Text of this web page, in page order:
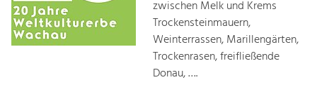
zwischen Melk und Krems
Trockensteinmauern,
Weinterrassen, Marillengärten,
Trockenrasen, freifließende
Donau, ….